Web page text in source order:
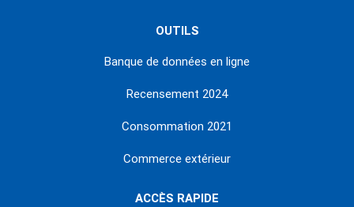
OUTILS
Banque de données en ligne
Recensement 2024
Consommation 2021
Commerce extérieur
ACCÈS RAPIDE